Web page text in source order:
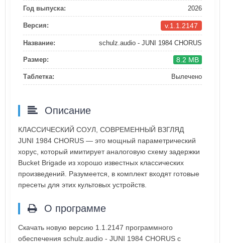
Год выпуска: 2026
Версия: v.1.1.2147
Название: schulz.audio - JUNI 1984 CHORUS
Размер: 8.2 MB
Таблетка: Вылечено
Описание
КЛАССИЧЕСКИЙ СОУЛ, СОВРЕМЕННЫЙ ВЗГЛЯД
JUNI 1984 CHORUS — это мощный параметрический
хорус, который имитирует аналоговую схему задержки
Bucket Brigade из хорошо известных классических
произведений. Разумеется, в комплект входят готовые
пресеты для этих культовых устройств.
О программе
Скачать новую версию 1.1.2147 программного
обеспечения schulz.audio - JUNI 1984 CHORUS с